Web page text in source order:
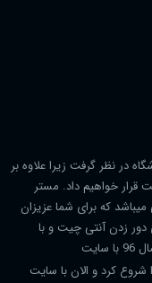
در نظر گرفت زیرا علاوه بر
قرار خواهیم داد. مستر
که برای شما عزیزان
زدن آنتی چیت و با
شروع کرد و الان با سایت